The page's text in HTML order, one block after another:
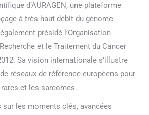
d’AURAGEN, une plateforme
à très haut débit du génome
présidé l’Organisation
et le Traitement du Cancer
Sa vision internationale s’illustre
réseaux de référence européens pour
et les sarcomes.
sur les moments clés, avancées